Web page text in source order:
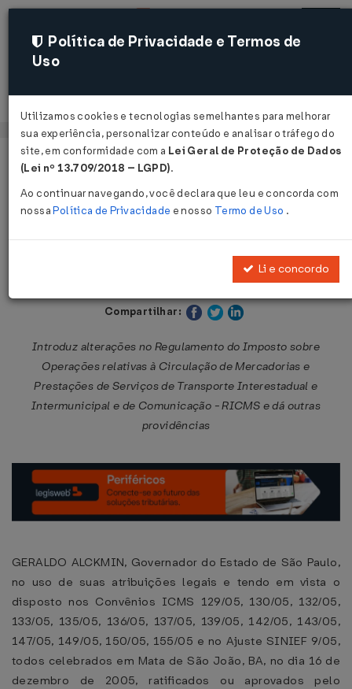
Acessar
Página Inicial Legislações
Decreto nº 50.513 de 15/02/2006
Publicado no DOE - SP em 16 fev 2006
Compartilhar:
Introduz alterações no Regulamento do Imposto sobre
Operações relativas à Circulação de Mercadorias e
Prestações de Serviços de Transporte Interestadual e
Intermunicipal e de Comunicação - RICMS e dá outras
providências
GERALDO ALCKMIN, Governador do Estado de São Paulo,
no uso de suas atribuições legais e tendo em vista o
disposto nos Convênios ICMS 129/05, 130/05, 132/05,
133/05, 135/05, 136/05, 137/05, 139/05, 142/05, 143/05,
147/05, 149/05, 150/05, 155/05 e no Ajuste SINIEF 9/05,
todos celebrados em Mata de São João, BA, no dia 16 de
dezembro de 2005, ratificados ou aprovados pelo
Política de Privacidade e Termos de
Uso
Utilizamos cookies e tecnologias semelhantes para melhorar
sua experiência, personalizar conteúdo e analisar o tráfego do
site, em conformidade com a Lei Geral de Proteção de Dados
(Lei nº 13.709/2018 – LGPD).
Ao continuar navegando, você declara que leu e concorda com
nossaPolítica de Privacidade e nosso Termo de Uso .
Li e concordo